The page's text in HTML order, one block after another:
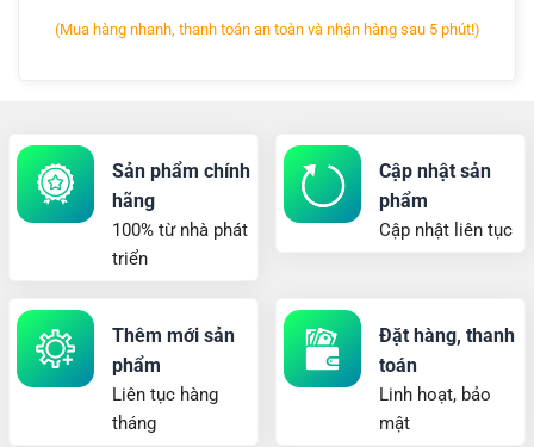
(Mua hàng nhanh, thanh toán an toàn và nhận hàng sau 5 phút!)
Sản phẩm chính
hãng
100% từ nhà phát
triển
Cập nhật sản
phẩm
Cập nhật liên tục
Thêm mới sản
phẩm
Liên tục hàng
tháng
Đặt hàng, thanh
toán
Linh hoạt, bảo
mật